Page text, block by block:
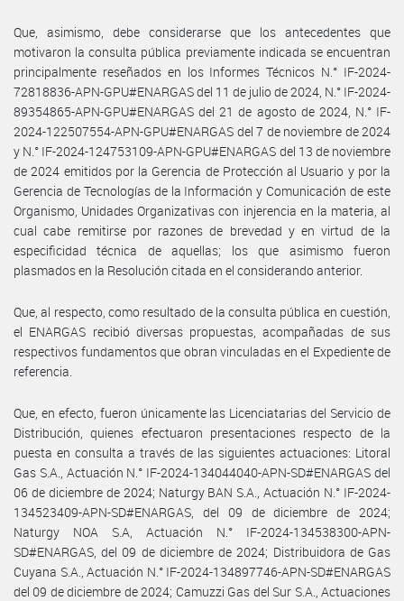
Que, asimismo, debe considerarse que los antecedentes que
motivaron la consulta pública previamente indicada se encuentran
principalmente reseñados en los Informes Técnicos N.° IF-2024-
72818836-APN-GPU#ENARGAS del 11 de julio de 2024, N.° IF-2024-
89354865-APN-GPU#ENARGAS del 21 de agosto de 2024, N.° IF-
2024-122507554-APN-GPU#ENARGAS del 7 de noviembre de 2024
y N.° IF-2024-124753109-APN-GPU#ENARGAS del 13 de noviembre
de 2024 emitidos por la Gerencia de Protección al Usuario y por la
Gerencia de Tecnologías de la Información y Comunicación de este
Organismo, Unidades Organizativas con injerencia en la materia, al
cual cabe remitirse por razones de brevedad y en virtud de la
especificidad técnica de aquellas; los que asimismo fueron
plasmados en la Resolución citada en el considerando anterior.
Que, al respecto, como resultado de la consulta pública en cuestión,
el ENARGAS recibió diversas propuestas, acompañadas de sus
respectivos fundamentos que obran vinculadas en el Expediente de
referencia.
Que, en efecto, fueron únicamente las Licenciatarias del Servicio de
Distribución, quienes efectuaron presentaciones respecto de la
puesta en consulta a través de las siguientes actuaciones: Litoral
Gas S.A., Actuación N.° IF-2024-134044040-APN-SD#ENARGAS del
06 de diciembre de 2024; Naturgy BAN S.A., Actuación N.° IF-2024-
134523409-APN-SD#ENARGAS, del 09 de diciembre de 2024;
Naturgy NOA S.A, Actuación N.° IF-2024-134538300-APN-
SD#ENARGAS, del 09 de diciembre de 2024; Distribuidora de Gas
Cuyana S.A., Actuación N.° IF-2024-134897746-APN-SD#ENARGAS
del 09 de diciembre de 2024; Camuzzi Gas del Sur S.A., Actuaciones